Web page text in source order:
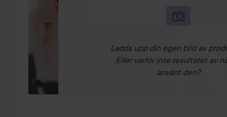
Ladda upp din egen bild av
Eller varför inte resultatet av
använt den?